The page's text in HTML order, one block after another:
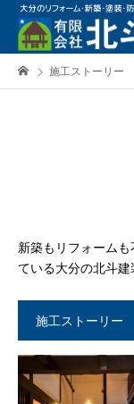
施工ストーリー
新築もリフォーム
ている大分の北斗建
施工ストーリー